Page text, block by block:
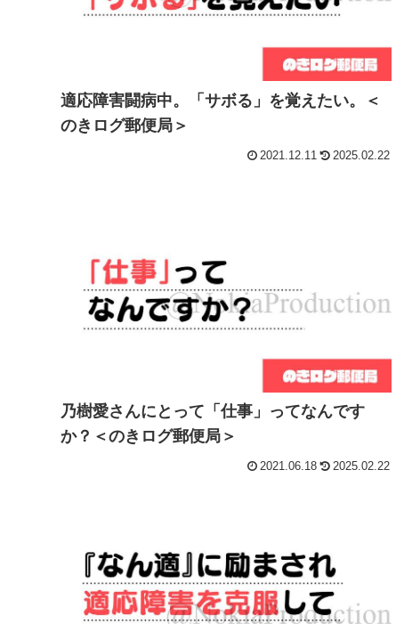
適応障害闘病中。「サボる」を覚えたい。＜
のきログ郵便局＞
2021.12.11 2025.02.22
乃樹愛さんにとって「仕事」ってなんです
か？＜のきログ郵便局＞
2021.06.18 2025.02.22